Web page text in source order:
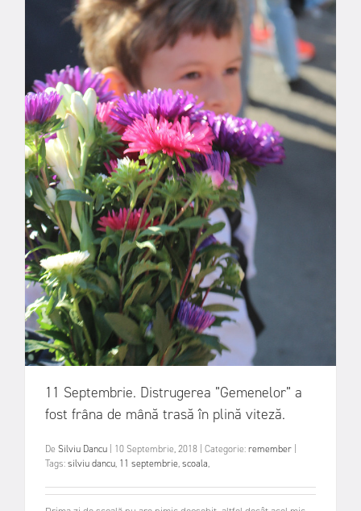
11 Septembrie. Distrugerea ”Gemenelor” a
fost frâna de mână trasă în plină viteză.
De Silviu Dancu 10 Septembrie, 2018 Categorie:remember
Tags:silviu dancu, 11 septembrie,scoala,